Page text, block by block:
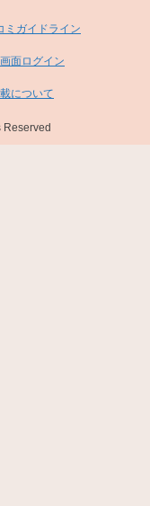
ミガイドライン
面ログイン
について
Reserved